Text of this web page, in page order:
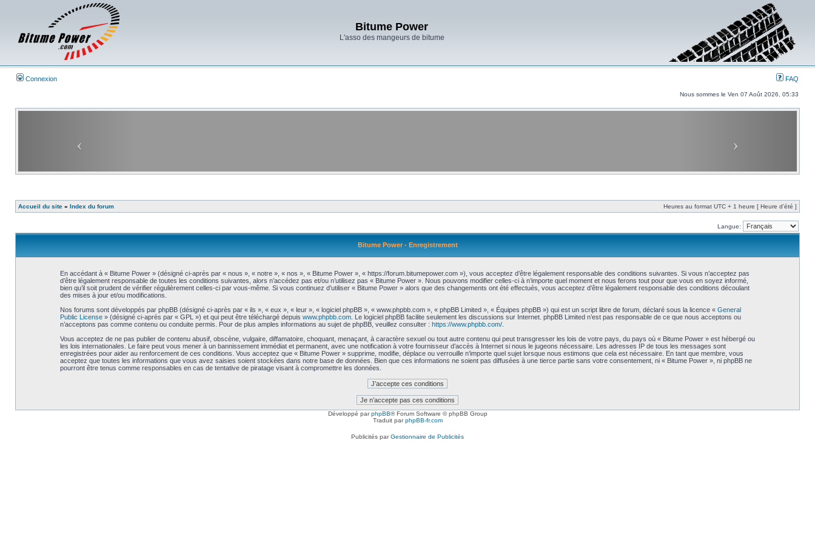
Bitume Power
L'asso des mangeurs de bitume
Connexion FAQ
Nous sommes le Ven 07 Août 2026, 05:33
Accueil du site » Index du forum Heures au format UTC + 1 heure [ Heure d’été ]
Langue:
Bitume Power - Enregistrement
En accédant à « Bitume Power » (désigné ci-après par « nous », « notre », « nos », « Bitume Power », « https://forum.bitumepower.com »), vous acceptez d’être légalement responsable des conditions suivantes. Si vous n’acceptez pas
d’être légalement responsable de toutes les conditions suivantes, alors n’accédez pas et/ou n’utilisez pas « Bitume Power ». Nous pouvons modifier celles-ci à n’importe quel moment et nous ferons tout pour que vous en soyez informé,
bien qu’il soit prudent de vérifier régulièrement celles-ci par vous-même. Si vous continuez d’utiliser « Bitume Power » alors que des changements ont été effectués, vous acceptez d’être légalement responsable des conditions découlant
des mises à jour et/ou modifications.
Nos forums sont développés par phpBB (désigné ci-après par « ils », « eux », « leur », « logiciel phpBB », « www.phpbb.com », « phpBB Limited », « Équipes phpBB ») qui est un script libre de forum, déclaré sous la licence « General
Public License» (désigné ci-après par « GPL ») et qui peut être téléchargé depuis www.phpbb.com. Le logiciel phpBB facilite seulement les discussions sur Internet. phpBB Limited n’est pas responsable de ce que nous acceptons ou
n’acceptons pas comme contenu ou conduite permis. Pour de plus amples informations au sujet de phpBB, veuillez consulter : https://www.phpbb.com/.
Vous acceptez de ne pas publier de contenu abusif, obscène, vulgaire, diffamatoire, choquant, menaçant, à caractère sexuel ou tout autre contenu qui peut transgresser les lois de votre pays, du pays où « Bitume Power » est hébergé ou
les lois internationales. Le faire peut vous mener à un bannissement immédiat et permanent, avec une notification à votre fournisseur d’accès à Internet si nous le jugeons nécessaire. Les adresses IP de tous les messages sont
enregistrées pour aider au renforcement de ces conditions. Vous acceptez que « Bitume Power » supprime, modifie, déplace ou verrouille n’importe quel sujet lorsque nous estimons que cela est nécessaire. En tant que membre, vous
acceptez que toutes les informations que vous avez saisies soient stockées dans notre base de données. Bien que ces informations ne soient pas diffusées à une tierce partie sans votre consentement, ni « Bitume Power », ni phpBB ne
pourront être tenus comme responsables en cas de tentative de piratage visant à compromettre les données.
Développé parphpBB® Forum Software © phpBB Group
Traduit parphpBB-fr.com
Publicités parGestionnaire de Publicités